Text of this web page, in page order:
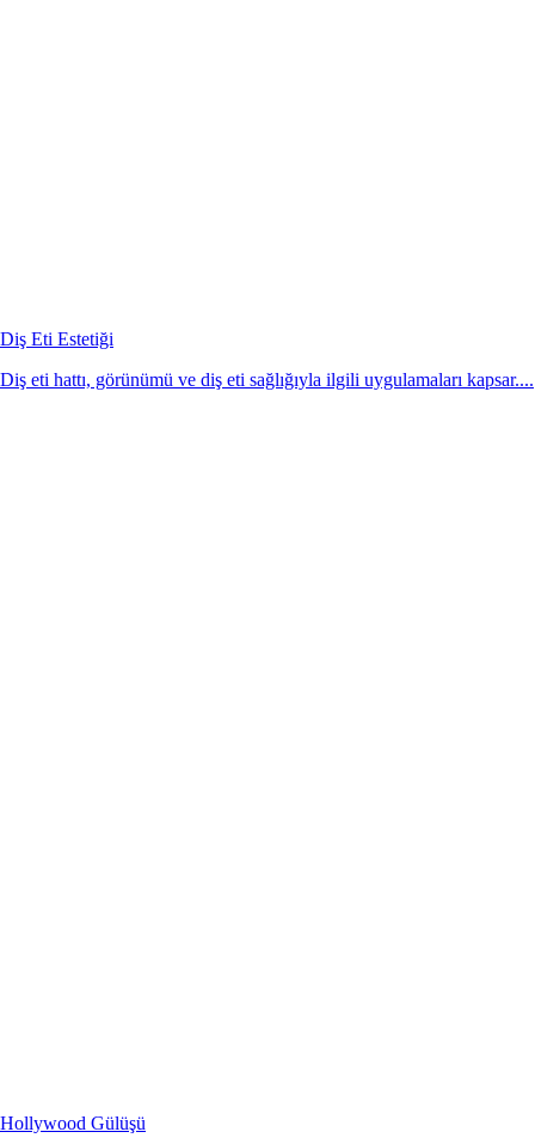
Diş Eti Estetiği
Diş eti hattı, görünümü ve diş eti sağlığıyla ilgili uygulamaları kapsar....
Hollywood Gülüşü